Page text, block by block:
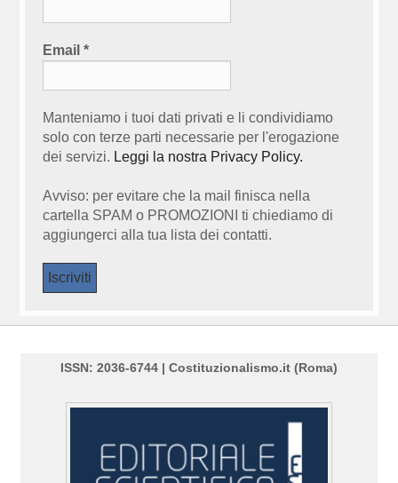
Email*
Manteniamo i tuoi dati privati e li condividiamo
solo con terze parti necessarie per l'erogazione
dei servizi. Leggi la nostra Privacy Policy.
Avviso: per evitare che la mail finisca nella
cartella SPAM o PROMOZIONI ti chiediamo di
aggiungerci alla tua lista dei contatti.
ISSN: 2036-6744 | Costituzionalismo.it (Roma)